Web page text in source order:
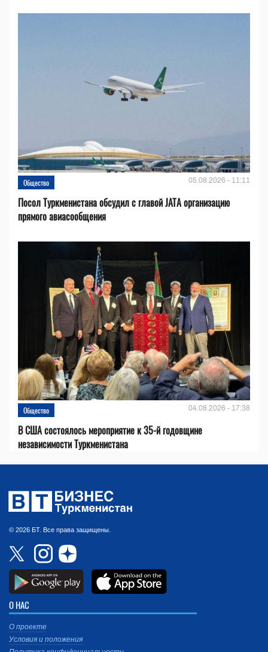
Общество 05.08.2026 - 11:11
Посол Туркменистана обсудил с главой JATA организацию
прямого авиасообщения
Общество 04.08.2026 - 17:38
В США состоялось мероприятие к 35-й годовщине
независимости Туркменистана
© 2026 БТ. Все права защищены.
О НАС
О проекте
Условия и положения